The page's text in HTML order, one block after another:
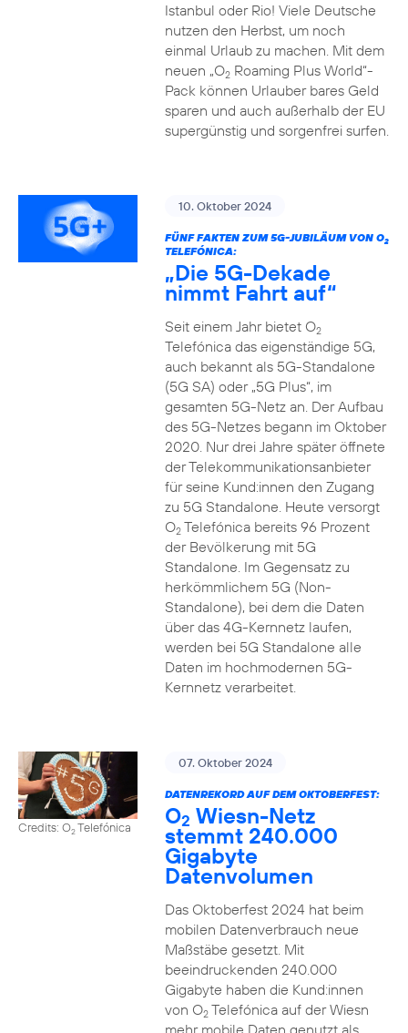
Istanbul oder Rio! Viele Deutsche
nutzen den Herbst, um noch
einmal Urlaub zu machen. Mit dem
neuen „O2Roaming Plus World“-
Pack können Urlauber bares Geld
sparen und auch außerhalb der EU
supergünstig und sorgenfrei surfen.
10. Oktober 2024
FÜNF FAKTEN ZUM 5G-JUBILÄUM VON O2
TELEFÓNICA:
„Die 5G-Dekade
nimmt Fahrt auf“
Seit einem Jahr bietet O2
Telefónica das eigenständige 5G,
auch bekannt als 5G-Standalone
(5G SA) oder „5G Plus“, im
gesamten 5G-Netz an. Der Aufbau
des 5G-Netzes begann im Oktober
2020. Nur drei Jahre später öffnete
der Telekommunikationsanbieter
für seine Kund:innen den Zugang
zu 5G Standalone. Heute versorgt
O2Telefónica bereits 96 Prozent
der Bevölkerung mit 5G
Standalone. Im Gegensatz zu
herkömmlichem 5G (Non-
Standalone), bei dem die Daten
über das 4G-Kernnetz laufen,
werden bei 5G Standalone alle
Daten im hochmodernen 5G-
Kernnetz verarbeitet.
Credits: O2Telefónica
07. Oktober 2024
DATENREKORD AUF DEM OKTOBERFEST:
O2 Wiesn-Netz
stemmt 240.000
Gigabyte
Datenvolumen
Das Oktoberfest 2024 hat beim
mobilen Datenverbrauch neue
Maßstäbe gesetzt. Mit
beeindruckenden 240.000
Gigabyte haben die Kund:innen
von O2Telefónica auf der Wiesn
mehr mobile Daten genutzt als